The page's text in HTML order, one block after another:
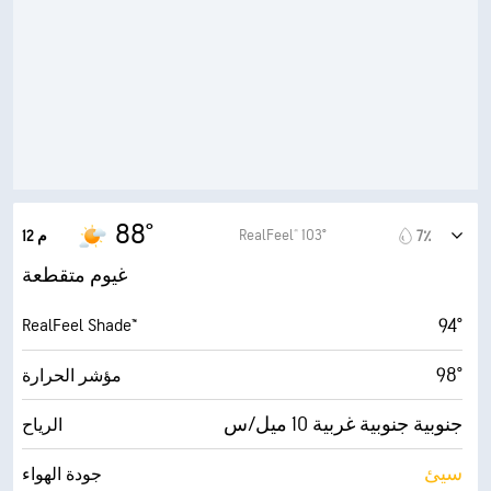
أقصى ارتفاع للسحاب
12 م 88° RealFeel® 103° 7٪
غيوم متقطعة
RealFeel Shade™ 94°
مؤشر الحرارة 98°
الرياح جنوبية جنوبية غربية 10 ميل/س
جودة الهواء سيئ